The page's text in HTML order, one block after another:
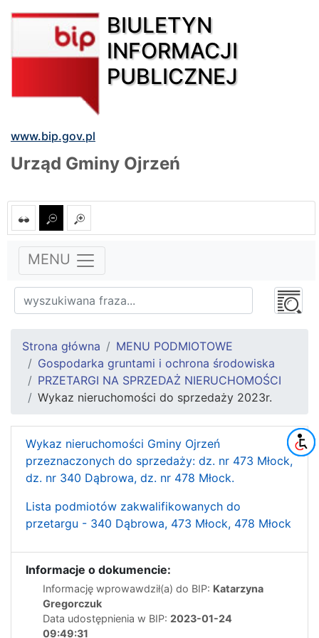
BIULETYN
INFORMACJI
PUBLICZNEJ
www.bip.gov.pl
Urząd Gminy Ojrzeń
MENU
Strona główna
MENU PODMIOTOWE
Gospodarka gruntami i ochrona środowiska
PRZETARGI NA SPRZEDAŻ NIERUCHOMOŚCI
Wykaz nieruchomości do sprzedaży 2023r.
Wykaz nieruchomości Gminy Ojrzeń
przeznaczonych do sprzedaży: dz. nr 473 Młock,
dz. nr 340 Dąbrowa, dz. nr 478 Młock.
Lista podmiotów zakwalifikowanych do
przetargu - 340 Dąbrowa, 473 Młock, 478 Młock
Informacje o dokumencie:
Informację wprowawdził(a) do BIP: Katarzyna
Gregorczuk
Data udostępnienia w BIP: 2023-01-24
09:49:31